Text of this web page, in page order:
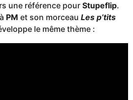
une référence pour Stupeflip.
PM et son morceau Les p’tits
le même thème :